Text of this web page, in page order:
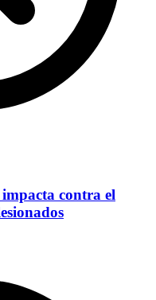
impacta contra el